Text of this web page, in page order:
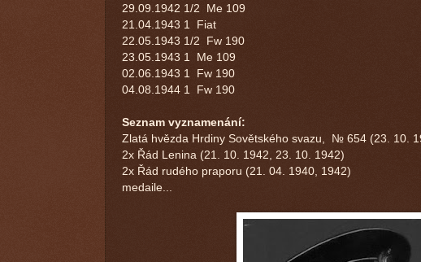
29.09.1942 1/2 Me 109
21.04.1943 1 Fiat
22.05.1943 1/2 Fw 190
23.05.1943 1 Me 109
02.06.1943 1 Fw 190
04.08.1944 1 Fw 190
Seznam vyznamenání:
Zlatá hvězda Hrdiny Sovětského svazu, № 654 (23. 10.
2x Řád Lenina (21. 10. 1942, 23. 10. 1942)
2x Řád rudého praporu (21. 04. 1940, 1942)
medaile...